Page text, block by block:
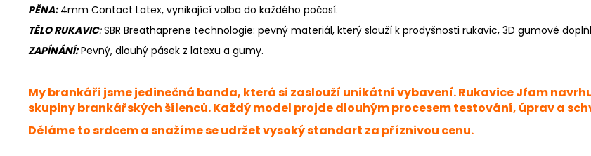
PĚNA:4mm Contact Latex, vynikající volba do každého počasí.
TĚLO RUKAVIC: SBR Breathaprene technologie: pevný materiál, který slouží k prodyšnosti rukavic, 3D gumové
ZAPÍNÁNÍ:Pevný, dlouhý pásek z latexu a gumy.
My brankáři jsme jedinečná banda, která si zaslouží unikátní vybavení. Rukavice Jfam
skupiny brankářských šílenců. Každý model projde dlouhým procesem testování, úprav a
Děláme to srdcem a snažíme se udržet vysoký standart za příznivou cenu.